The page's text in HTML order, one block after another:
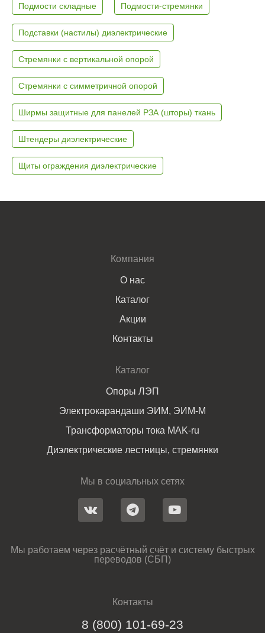
Подмости складные Подмости-стремянки
Подставки (настилы) диэлектрические
Стремянки с вертикальной опорой
Стремянки с симметричной опорой
Ширмы защитные для панелей РЗА (шторы) ткань
Штендеры диэлектрические
Щиты ограждения диэлектрические
Компания
О нас
Каталог
Акции
Контакты
Каталог
Опоры ЛЭП
Электрокарандаши ЭИМ, ЭИМ-М
Трансформаторы тока MAK-ru
Диэлектрические лестницы, стремянки
Мы в социальных сетях
Мы работаем через расчётный счёт и систему быстрых
переводов (СБП)
Контакты
8 (800) 101-69-23